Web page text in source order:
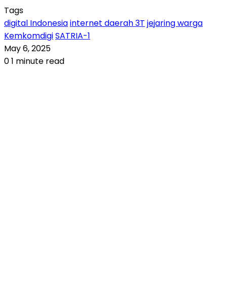
Tags
digital Indonesiainternet daerah 3T jejaring warga
KemkomdigiSATRIA-1
May 6, 2025
01 minute read